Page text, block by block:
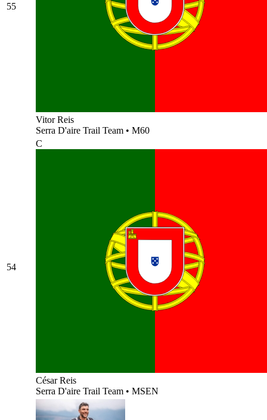
55
Vitor Reis
Serra D'aire Trail Team • M60
54
C
César Reis
Serra D'aire Trail Team • MSEN